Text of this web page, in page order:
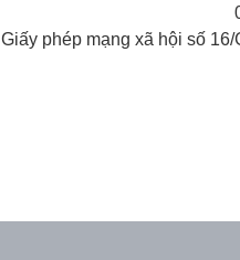
Giấy phép mạng xã hội số